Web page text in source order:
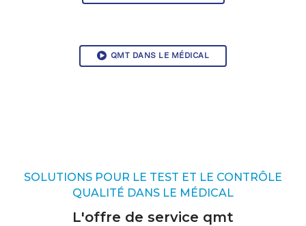
QMT DANS LE MÉDICAL
SOLUTIONS POUR LE TEST ET LE CONTRÔLE
QUALITÉ DANS LE MÉDICAL
L'offre de service qmt